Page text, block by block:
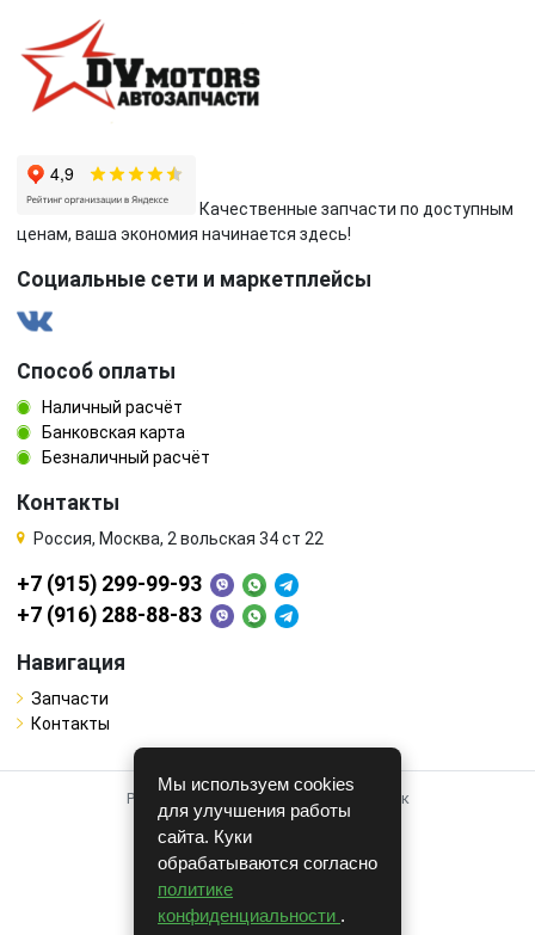
Качественные запчасти по доступным
ценам, ваша экономия начинается здесь!
Социальные сети и маркетплейсы
Способ оплаты
Наличный расчёт
Банковская карта
Безналичный расчёт
Контакты
Россия, Москва, 2 вольская 34 ст 22
+7 (915) 299-99-93
+7 (916) 288-88-83
Навигация
Запчасти
Контакты
Работает на системе для авторазборок
CARRO.БИЗНЕС
Полная версия
© COPYRIGHT 2026 г.
v1.1.24
Мы используем cookies
для улучшения работы
сайта. Куки
обрабатываются согласно
политике
конфиденциальности .